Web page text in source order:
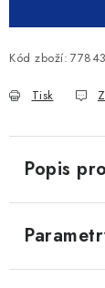
Kód zboží: 77843
Tisk
Popis